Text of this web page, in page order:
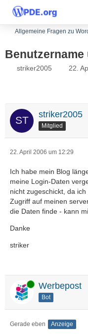
Allgemeine Fragen zu
Benutzername
striker2005 22.
striker2005
Mitglied
22. April 2006 um 12:29
Ich habe mein Blog
meine Login-Daten
nicht zugeschickt, da
Zugriff auf meinen
die Daten finde - kann
Danke
striker
Online Werbepost
Bot
Gerade eben Anzeige